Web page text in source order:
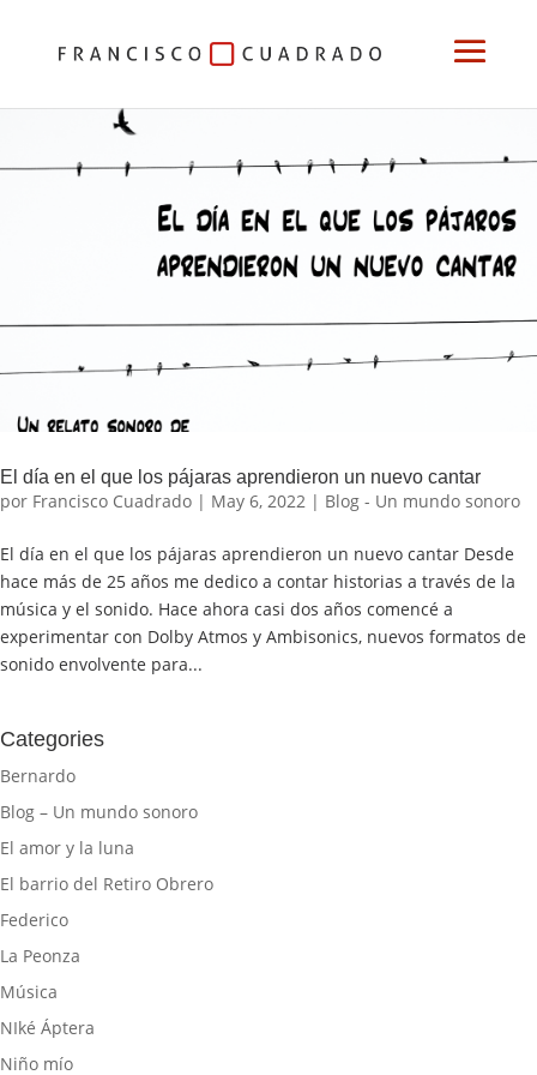
El día en el que los pájaras aprendieron un nuevo cantar
por Francisco Cuadrado | May 6, 2022 | Blog - Un mundo sonoro
El día en el que los pájaras aprendieron un nuevo cantar Desde
hace más de 25 años me dedico a contar historias a través de la
música y el sonido. Hace ahora casi dos años comencé a
experimentar con Dolby Atmos y Ambisonics, nuevos formatos de
sonido envolvente para...
Categories
Bernardo
Blog – Un mundo sonoro
El amor y la luna
El barrio del Retiro Obrero
Federico
La Peonza
Música
NIké Áptera
Niño mío